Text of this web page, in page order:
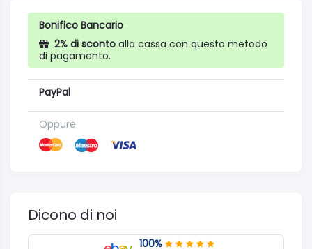
Bonifico Bancario
2% di sconto alla cassa con questo metodo
di pagamento.
PayPal
Oppure
Dicono di noi
100%